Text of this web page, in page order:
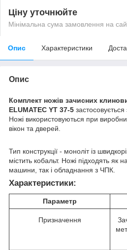
Ціну уточнюйте
Мінімальна сума замовлення на
Опис Характеристики
Опис
Комплект ножів зачисних
ELUMATEC YT 37-5
Ножі використовуються при
вікон та дверей.
Тип конструкції - моноліт із
містить кобальт. Ножі підходять як
машини, так і обладнання з ЧПК.
Характеристики:
Параметр
Призначення